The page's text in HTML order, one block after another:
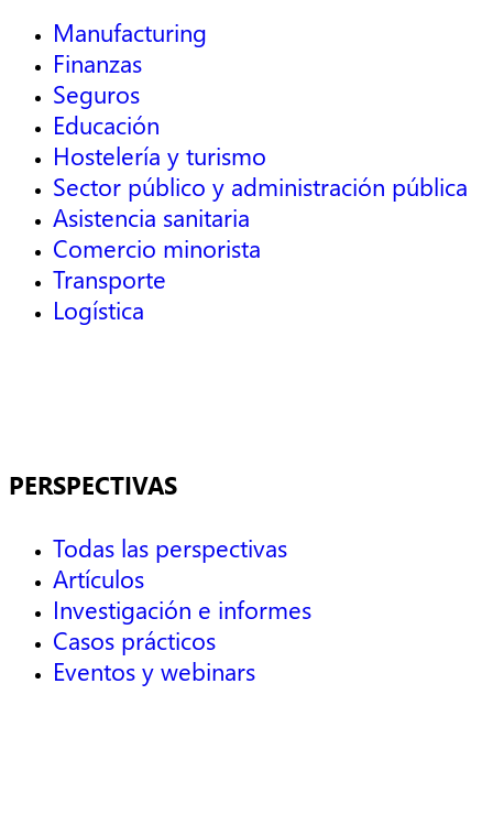
Manufacturing
Finanzas
Seguros
Educación
Hostelería y turismo
Sector público y administración pública
Asistencia sanitaria
Comercio minorista
Transporte
Logística
PERSPECTIVAS
Todas las perspectivas
Artículos
Investigación e informes
Casos prácticos
Eventos y webinars